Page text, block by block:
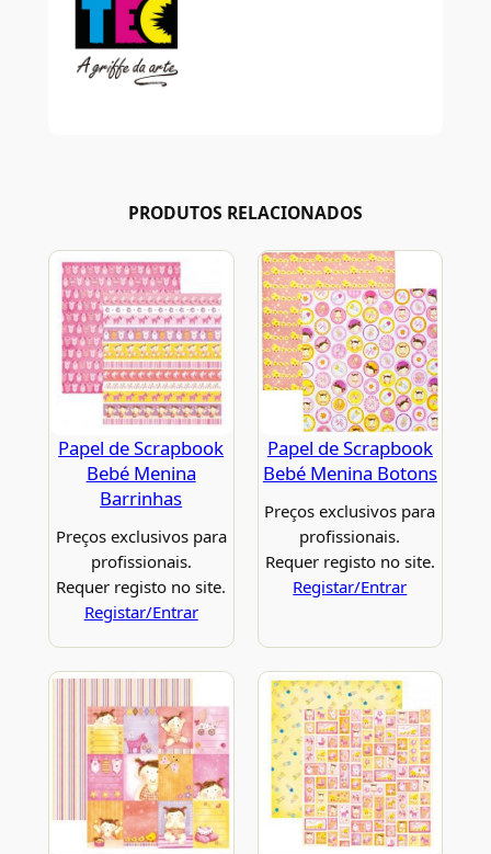
PRODUTOS RELACIONADOS
Papel de Scrapbook
Bebé Menina
Barrinhas
Preços exclusivos para
profissionais.
Requer registo no site.
Registar/Entrar
Papel de Scrapbook
Bebé Menina Botons
Preços exclusivos para
profissionais.
Requer registo no site.
Registar/Entrar